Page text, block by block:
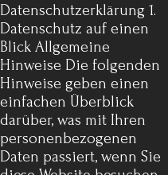
Datenschutz­erklärung 1.
Datenschutz auf einen
Blick Allgemeine
Hinweise Die folgenden
Hinweise geben einen
einfachen Überblick
darüber, was mit Ihren
personenbezogenen
Daten passiert, wenn Sie